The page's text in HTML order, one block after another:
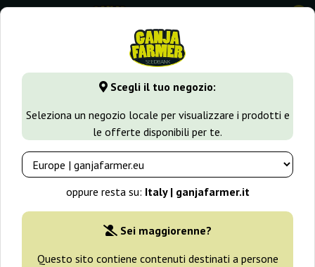
Scegli il tuo negozio:
Seleziona un negozio locale per visualizzare i prodotti e
le offerte disponibili per te.
oppure resta su: Italy | ganjafarmer.it
Sei maggiorenne?
Questo sito contiene contenuti destinati a persone
0
GanjaFarmer.it Varietà di Cannabis Kush
Kush Semi
Filtri Ordinamento